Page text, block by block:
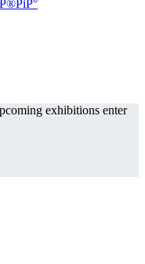
exhibitions enter